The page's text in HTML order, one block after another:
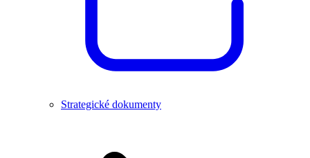
Strategické dokumenty